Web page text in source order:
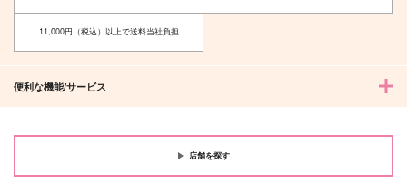
カート カート カート
11,000円（税込）以上で送料当社負担
便利な機能/サービス
店舗を探す